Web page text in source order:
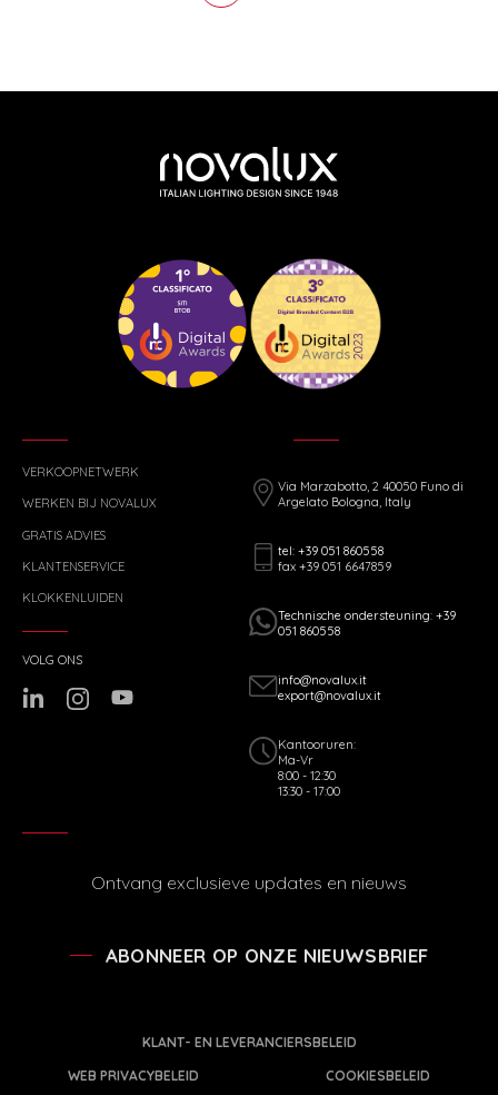
VERKOOPNETWERK
WERKEN BIJ NOVALUX
GRATIS ADVIES
KLANTENSERVICE
KLOKKENLUIDEN
Via Marzabotto, 2 40050 Funo di
Argelato Bologna, Italy
tel: +39 051 860558
fax +39 051 6647859
Technische ondersteuning: +39
051 860558
info@novalux.it
export@novalux.it
Kantooruren:
Ma-Vr
8:00 - 12:30
13:30 - 17:00
VOLG ONS
Ontvang exclusieve updates en nieuws
ABONNEER OP ONZE NIEUWSBRIEF
KLANT- EN LEVERANCIERSBELEID
WEB PRIVACYBELEID
COOKIESBELEID